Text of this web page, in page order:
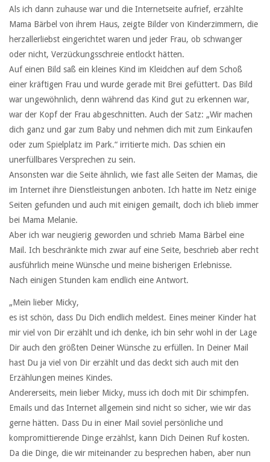
Als ich dann zuhause war und die Internetseite aufrief, erzählte
Mama Bärbel von ihrem Haus, zeigte Bilder von Kinderzimmern, die
herzallerliebst eingerichtet waren und jeder Frau, ob schwanger
oder nicht, Verzückungsschreie entlockt hätten.
Auf einen Bild saß ein kleines Kind im Kleidchen auf dem Schoß
einer kräftigen Frau und wurde gerade mit Brei gefüttert. Das Bild
war ungewöhnlich, denn während das Kind gut zu erkennen war,
war der Kopf der Frau abgeschnitten. Auch der Satz: „Wir machen
dich ganz und gar zum Baby und nehmen dich mit zum Einkaufen
oder zum Spielplatz im Park.“ irritierte mich. Das schien ein
unerfüllbares Versprechen zu sein.
Ansonsten war die Seite ähnlich, wie fast alle Seiten der Mamas, die
im Internet ihre Dienstleistungen anboten. Ich hatte im Netz einige
Seiten gefunden und auch mit einigen gemailt, doch ich blieb immer
bei Mama Melanie.
Aber ich war neugierig geworden und schrieb Mama Bärbel eine
Mail. Ich beschränkte mich zwar auf eine Seite, beschrieb aber recht
ausführlich meine Wünsche und meine bisherigen Erlebnisse.
Nach einigen Stunden kam endlich eine Antwort.
„Mein lieber Micky,
es ist schön, dass Du Dich endlich meldest. Eines meiner Kinder hat
mir viel von Dir erzählt und ich denke, ich bin sehr wohl in der Lage
Dir auch den größten Deiner Wünsche zu erfüllen. In Deiner Mail
hast Du ja viel von Dir erzählt und das deckt sich auch mit den
Erzählungen meines Kindes.
Andererseits, mein lieber Micky, muss ich doch mit Dir schimpfen.
Emails und das Internet allgemein sind nicht so sicher, wie wir das
gerne hätten. Dass Du in einer Mail soviel persönliche und
kompromittierende Dinge erzählst, kann Dich Deinen Ruf kosten.
Da die Dinge, die wir miteinander zu besprechen haben, aber nun